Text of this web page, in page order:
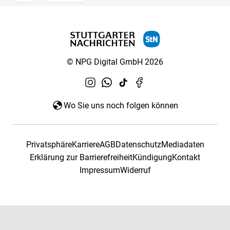
© NPG Digital GmbH 2026
Wo Sie uns noch folgen können
PrivatsphäreKarriereAGBDatenschutzMediadaten
Erklärung zur BarrierefreiheitKündigungKontakt
ImpressumWiderruf